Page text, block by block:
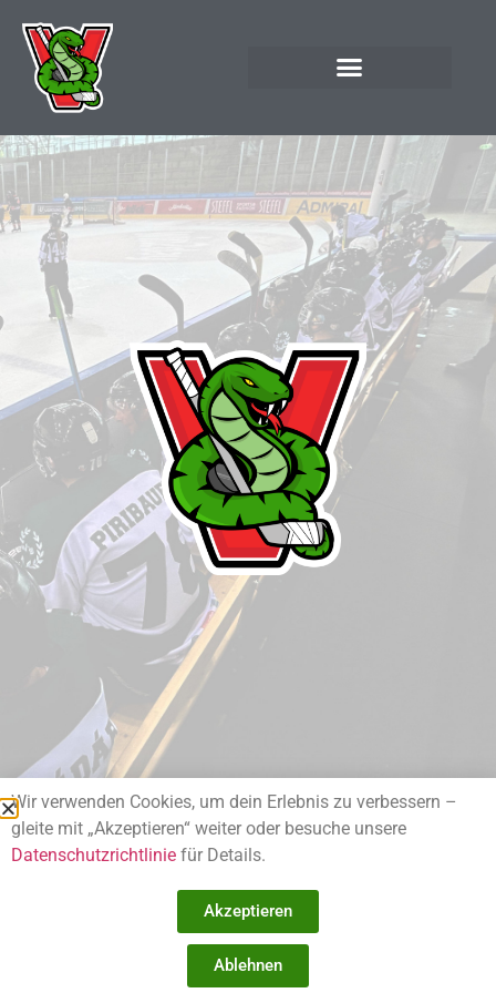
© 2025 | Vienna Vipers
Wir verwenden Cookies, um dein Erlebnis zu verbessern –
gleite mit „Akzeptieren“ weiter oder besuche unsere
Datenschutzrichtlinie für Details.
Akzeptieren
Ablehnen